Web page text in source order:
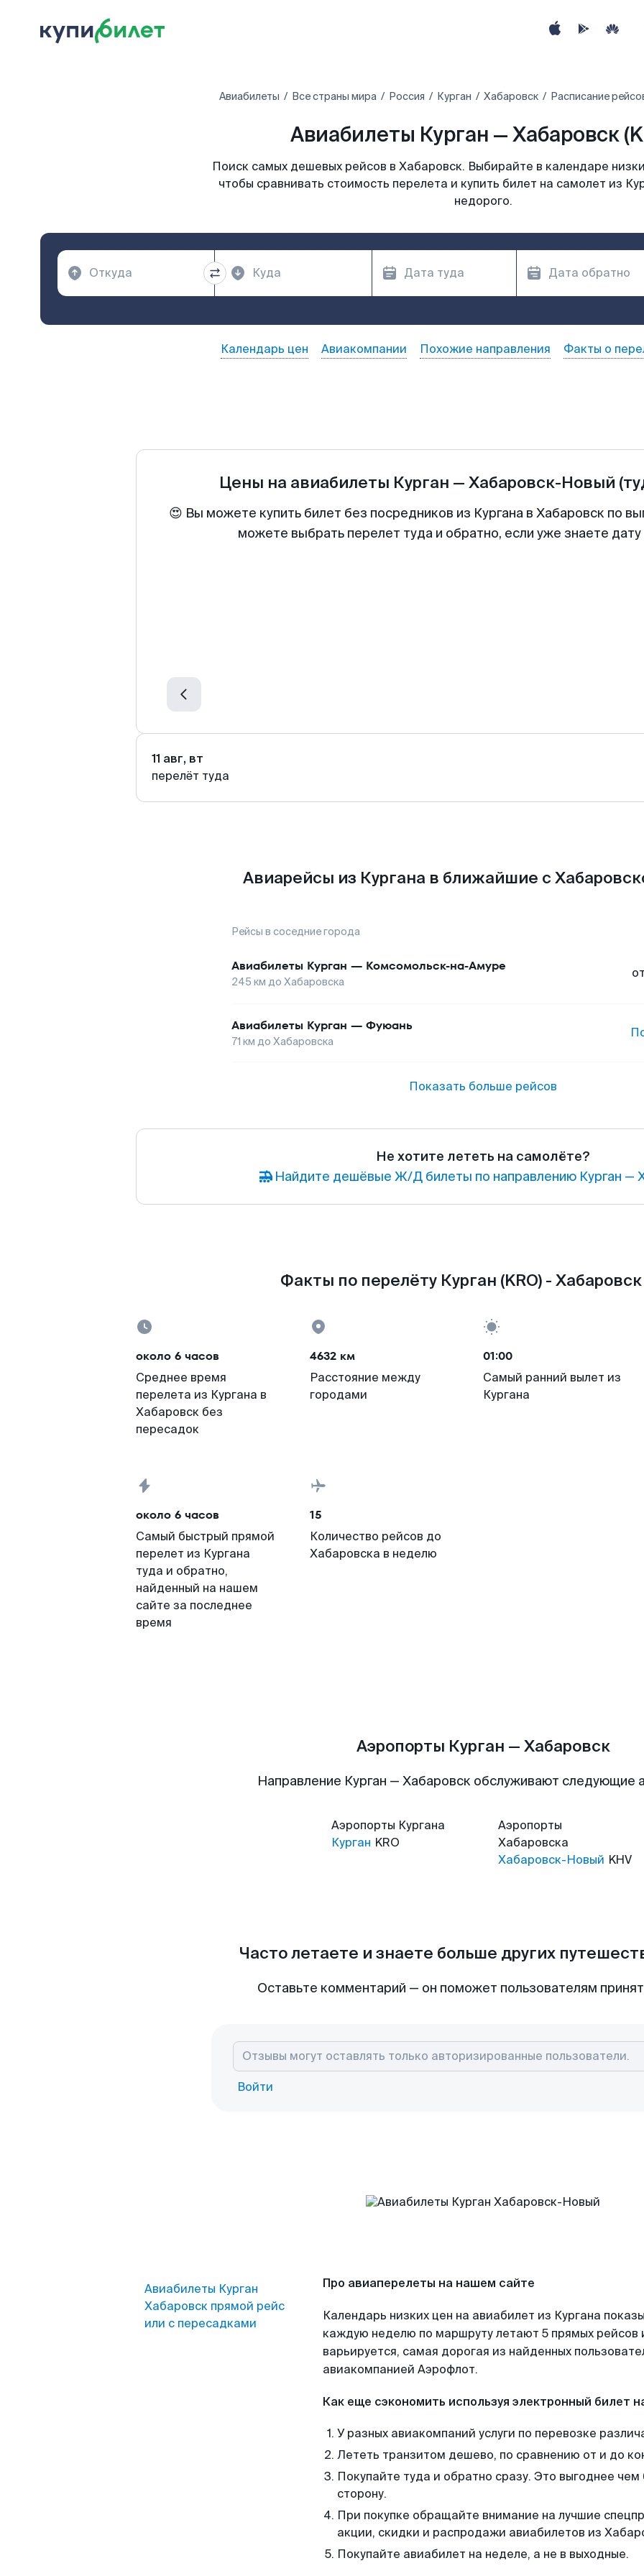
Авиабилеты Все страны мира Россия Курган Хабаровск Расписание
Авиабилеты Курган — Хабаровск
Поиск самых дешевых рейсов в Хабаровск. Выбирайте в календаре
чтобы сравнивать стоимость перелета и купить билет на самолет из
недорого.
Календарь цен Авиакомпании Похожие направления Факты о
Цены на авиабилеты Курган — Хабаровск-Новый
😍 Вы можете купить билет без посредников из Кургана в Хабаровск по
можете выбрать перелет туда и обратно, если уже знаете
11 авг, вт
перелёт туда
Авиарейсы из Кургана в ближайшие с
Рейсы в соседние города
Авиабилеты Курган — Комсомольск-на-Амуре
245 км до Хабаровска
от
Авиабилеты Курган — Фуюань
71 км до Хабаровска
Показать больше рейсов
Не хотите лететь на самолёте?
Найдите дешёвые Ж/Д билеты по направлению Курган —
Факты по перелёту Курган (KRO) - Хабаровск
около 6 часов
Среднее время
перелета из Кургана в
Хабаровск без
пересадок
4632 км
Расстояние между
городами
01:00
Самый ранний вылет из
Кургана
около 6 часов
Самый быстрый прямой
перелет из Кургана
туда и обратно,
найденный на нашем
сайте за последнее
время
15
Количество рейсов до
Хабаровска в неделю
Аэропорты Курган — Хабаровск
Направление Курган — Хабаровск обслуживают следующие
Аэропорты Кургана
Курган KRO
Аэропорты
Хабаровска
Хабаровск-Новый KHV
Часто летаете и знаете больше других
Оставьте комментарий — он поможет пользователям
Войти
Авиабилеты Курган
Хабаровск прямой рейс
или с пересадками
Про авиаперелеты на нашем сайте
Календарь низких цен на авиабилет из Кургана
каждую неделю по маршруту летают 5 прямых рейсов
варьируется, самая дорогая из найденных
авиакомпанией Аэрофлот.
Как еще сэкономить используя электронный билет
У разных авиакомпаний услуги по перевозке
Лететь транзитом дешево, по сравнению от и до
Покупайте туда и обратно сразу. Это выгоднее
сторону.
При покупке обращайте внимание на лучшие
акции, скидки и распродажи авиабилетов из
Покупайте авиабилет на неделе, а не в выходные.